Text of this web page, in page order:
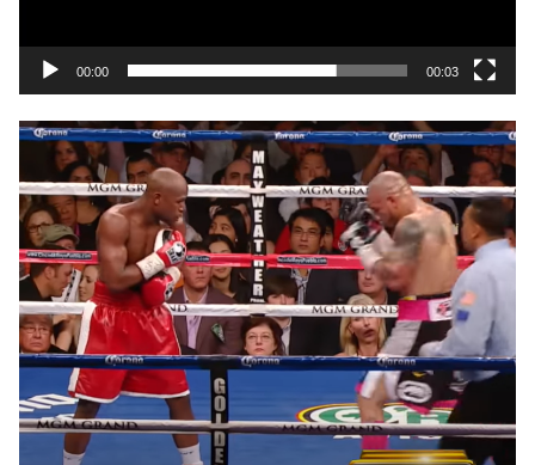
00:00 00:03